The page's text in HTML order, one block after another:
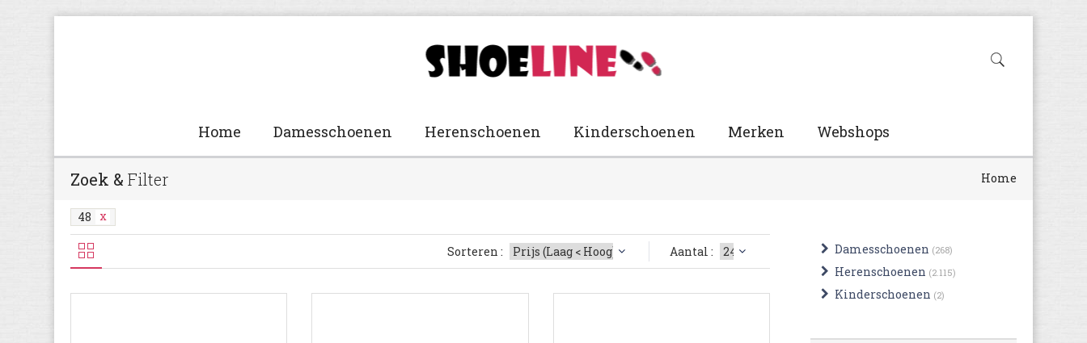
Home Damesschoenen Herenschoenen Kinderschoenen Merken Webshops
Zoek & Filter Home
48
Damesschoenen (268)
Herenschoenen (2.115)
Kinderschoenen (2)
Sorteren : Aantal :